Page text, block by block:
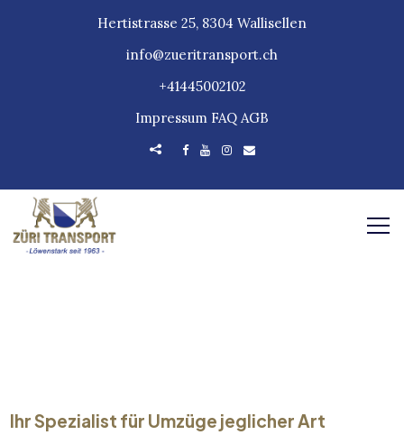
Hertistrasse 25, 8304 Wallisellen
info@zueritransport.ch
+41445002102
Impressum FAQ AGB
Ihr Spezialist für Umzüge jeglicher Art